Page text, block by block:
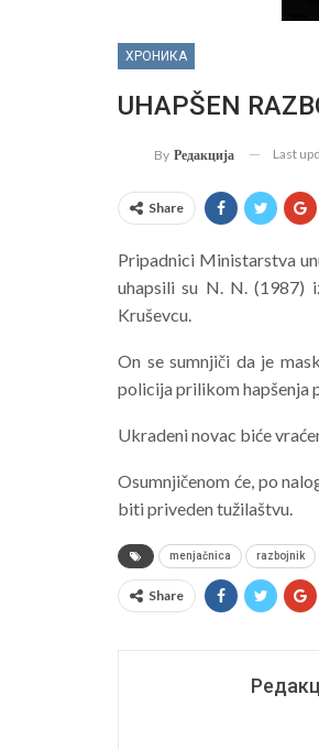
ХРОНИКА
UHAPŠEN
By Редакција Last
Share
Pripadnici Ministarstva
uhapsili su N. N. (1987)
Kruševcu.
On se sumnjiči da je
policija prilikom hapšenja
Ukradeni novac biće
Osumnjičenom će, po
biti priveden tužilaštvu.
menjačnica razbojnik
Share